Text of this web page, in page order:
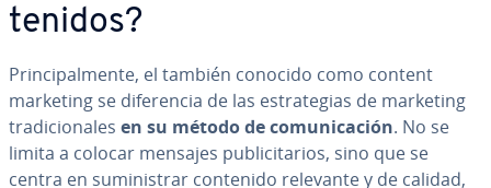
te­ni­dos?
Pri­n­ci­pa­l­me­n­te, el también conocido como content
marketing se di­fe­re­n­cia de las es­tra­te­gias de marketing
tra­di­cio­na­les en su método de co­mu­ni­ca­ción. No se
limita a colocar mensajes pu­bli­ci­ta­rios, sino que se
centra en su­mi­ni­s­trar contenido relevante y de calidad,